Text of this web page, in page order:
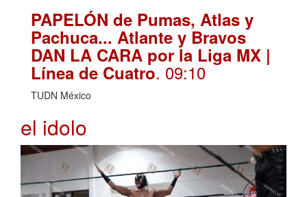
PAPELÓN de Pumas, Atlas y
Pachuca... Atlante y Bravos
DAN LA CARA por la Liga MX |
Línea de Cuatro. 09:10
TUDN México
el idolo